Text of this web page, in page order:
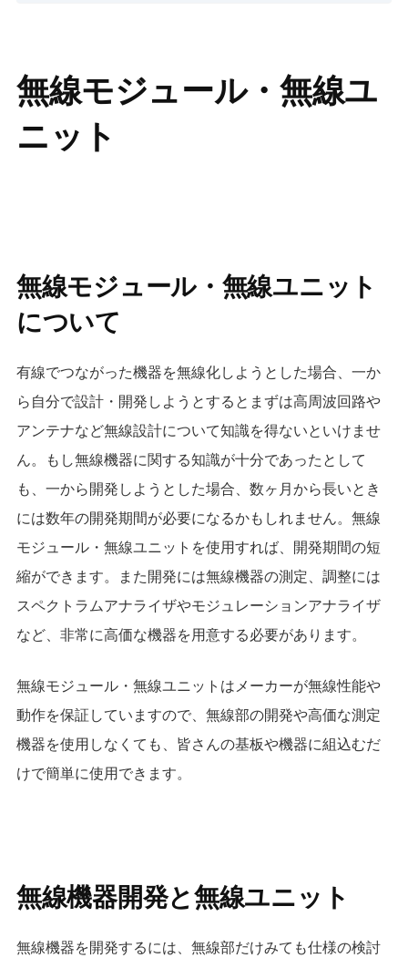
無線モジュール・無線ユ
ニット
無線モジュール・無線ユニット
について
有線でつながった機器を無線化しようとした場合、一か
ら自分で設計・開発しようとするとまずは高周波回路や
アンテナなど無線設計について知識を得ないといけませ
ん。もし無線機器に関する知識が十分であったとして
も、一から開発しようとした場合、数ヶ月から長いとき
には数年の開発期間が必要になるかもしれません。無線
モジュール・無線ユニットを使用すれば、開発期間の短
縮ができます。また開発には無線機器の測定、調整には
スペクトラムアナライザやモジュレーションアナライザ
など、非常に高価な機器を用意する必要があります。
無線モジュール・無線ユニットはメーカーが無線性能や
動作を保証していますので、無線部の開発や高価な測定
機器を使用しなくても、皆さんの基板や機器に組込むだ
けで簡単に使用できます。
無線機器開発と無線ユニット
無線機器を開発するには、無線部だけみても仕様の検討